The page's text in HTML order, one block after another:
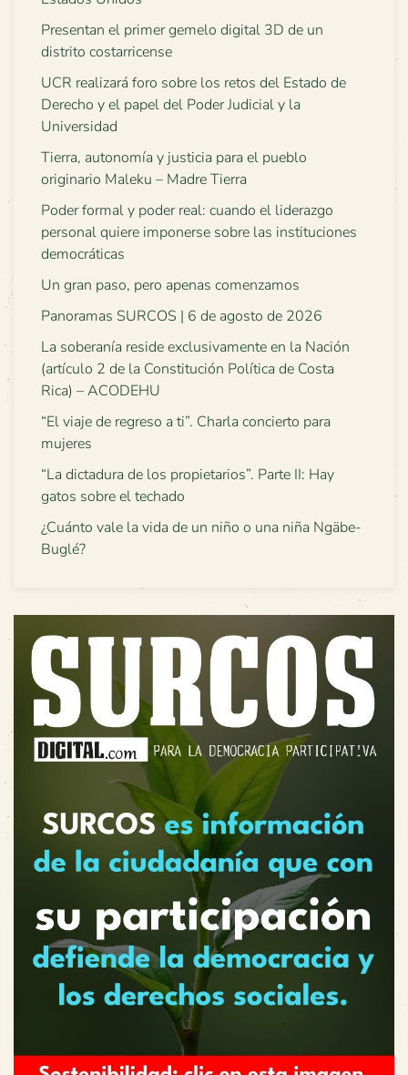
Presentan el primer gemelo digital 3D de un
distrito costarricense
UCR realizará foro sobre los retos del Estado de
Derecho y el papel del Poder Judicial y la
Universidad
Tierra, autonomía y justicia para el pueblo
originario Maleku – Madre Tierra
Poder formal y poder real: cuando el liderazgo
personal quiere imponerse sobre las instituciones
democráticas
Un gran paso, pero apenas comenzamos
Panoramas SURCOS | 6 de agosto de 2026
La soberanía reside exclusivamente en la Nación
(artículo 2 de la Constitución Política de Costa
Rica) – ACODEHU
“El viaje de regreso a ti”. Charla concierto para
mujeres
“La dictadura de los propietarios”. Parte II: Hay
gatos sobre el techado
¿Cuánto vale la vida de un niño o una niña Ngäbe-
Buglé?